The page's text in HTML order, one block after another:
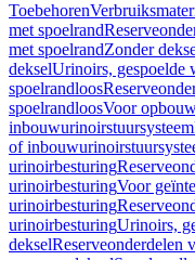
Toebehoren
met spoelrand
met spoelrandZonder
dekselUrinoirs, gespoelde
spoelrandloos
spoelrandloosVoor
inbouwurinoirstuursysteem
of
urinoirbesturing
urinoirbesturingVoor
urinoirbesturing
urinoirbesturingUrinoirs,
dekselReserveonderdelen